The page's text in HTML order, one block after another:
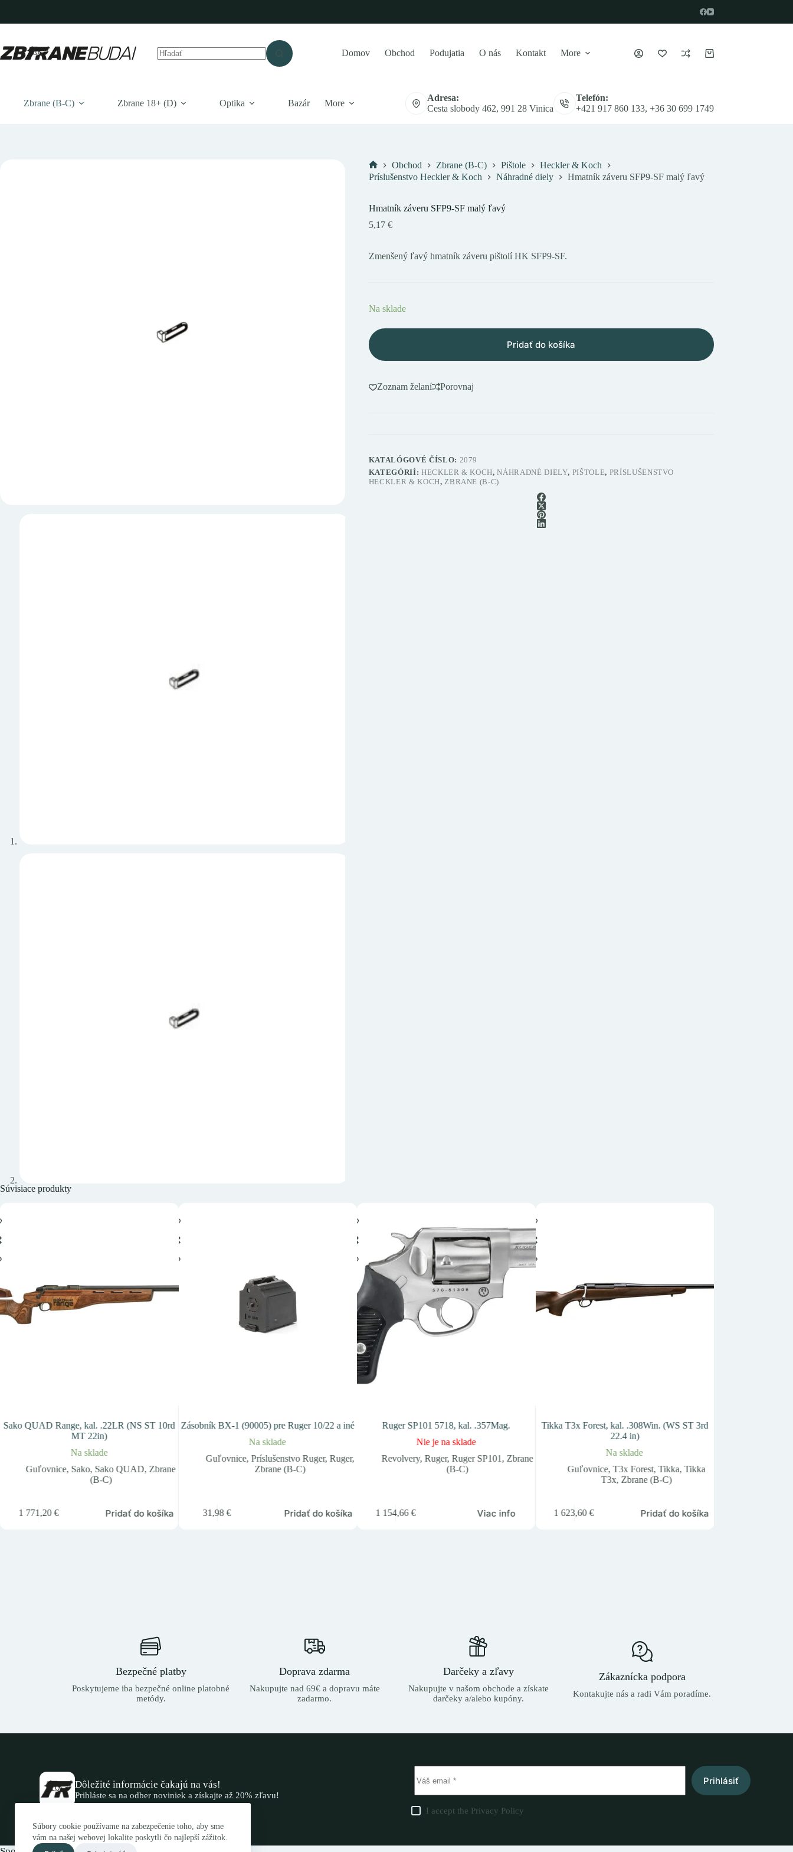
obsah
Súbory cookie používame na zabezpečenie toho, aby sme
vám na našej webovej lokalite poskytli čo najlepší zážitok.
Domov Obchod Podujatia O nás Kontakt More
Nákupný
Zbrane (B-C) Zbrane 18+ (D) Optika Bazár More
Adresa:
Cesta slobody 462, 991 28 Vinica
Telefón:
+421 917 860 133, +36 30 699 1749
Domov
Obchod Zbrane (B-C) Pištole
Heckler & Koch
Príslušenstvo Heckler & Koch
Náhradné diely Hmatník záveru SFP9-SF malý ľavý
Hmatník záveru SFP9-SF malý ľavý
5,17 €
Zmenšený ľavý hmatník záveru pištolí HK SFP9-SF.
Na sklade
Pridať do košíka
Zoznam želaní Porovnaj
KATALÓGOVÉ ČÍSLO: 2079
KATEGÓRIÍ: HECKLER & KOCH,NÁHRADNÉ DIELY, PIŠTOLE, PRÍSLUŠENSTVO
HECKLER & KOCH, ZBRANE (B-C)
Súvisiace produkty
Sako QUAD Range, kal. .22LR (NS ST 10rd
MT 22in)
Na sklade
Guľovnice,Sako,Sako QUAD,Zbrane
(B-C)
1 771,20€ Pridať do košíka
Zásobník BX-1 (90005) pre Ruger 10/22 a iné
Na sklade
Guľovnice, Príslušenstvo Ruger, Ruger,
Zbrane (B-C)
31,98€ Pridať do košíka
Ruger SP101 5718, kal. .357Mag.
Nie je na sklade
Revolvery,Ruger,Ruger SP101, Zbrane
(B-C)
1 154,66€ Viac info
Tikka T3x Forest, kal. .308Win. (WS ST 3rd
22.4 in)
Na sklade
Guľovnice,T3x Forest,Tikka,Tikka
T3x, Zbrane (B-C)
1 623,60€ Pridať do košíka
Bezpečné platby
Poskytujeme iba bezpečné online platobné
metódy.
Doprava zdarma
Nakupujte nad 69€ a dopravu máte
zadarmo.
Darčeky a zľavy
Nakupujte v našom obchode a získate
darčeky a/alebo kupóny.
Zákaznícka podpora
Kontakujte nás a radi Vám poradíme.
Dôležité informácie čakajú na vás!
Prihláste sa na odber noviniek a získajte až 20% zľavu!
Prihlásiť
I accept the Privacy Policy